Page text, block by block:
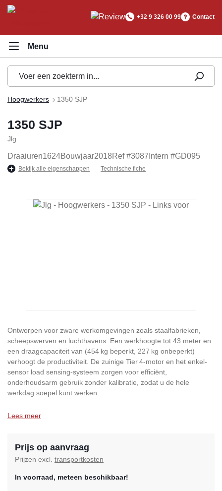
+32 9 326 00 99 Contact
Hoogwerkers 1350 SJP
1350 SJP
Jlg
Draaiuren1624Bouwjaar2018Ref #3087 Intern #GD095
Bekijk alle eigenschappen Technische fiche
Afbeeldingengalerij overslaan
Ontworpen voor zware werkomgevingen zoals staalfabrieken,
scheepswerven en luchthavens. Een werkhoogte tot 43 meter en
een draagcapaciteit van (454 kg beperkt, 227 kg onbeperkt)
verhoogt de productiviteit. De zuinige Tier 4-motor en het enkel-
sensor load sensing-systeem zorgen voor efficiënt,
onderhoudsarm gebruik zonder kalibratie, zodat u de hele
werkdag soepel kunt werken.
Lees meer
Prijs op aanvraag
Prijzen excl. transportkosten
In voorraad, meteen beschikbaar!